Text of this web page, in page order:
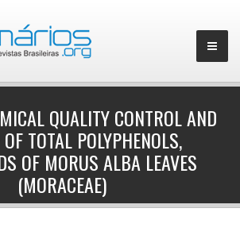
QUALITY CONTROL AND
TOTAL POLYPHENOLS,
OF MORUS ALBA LEAVES
(MORACEAE)